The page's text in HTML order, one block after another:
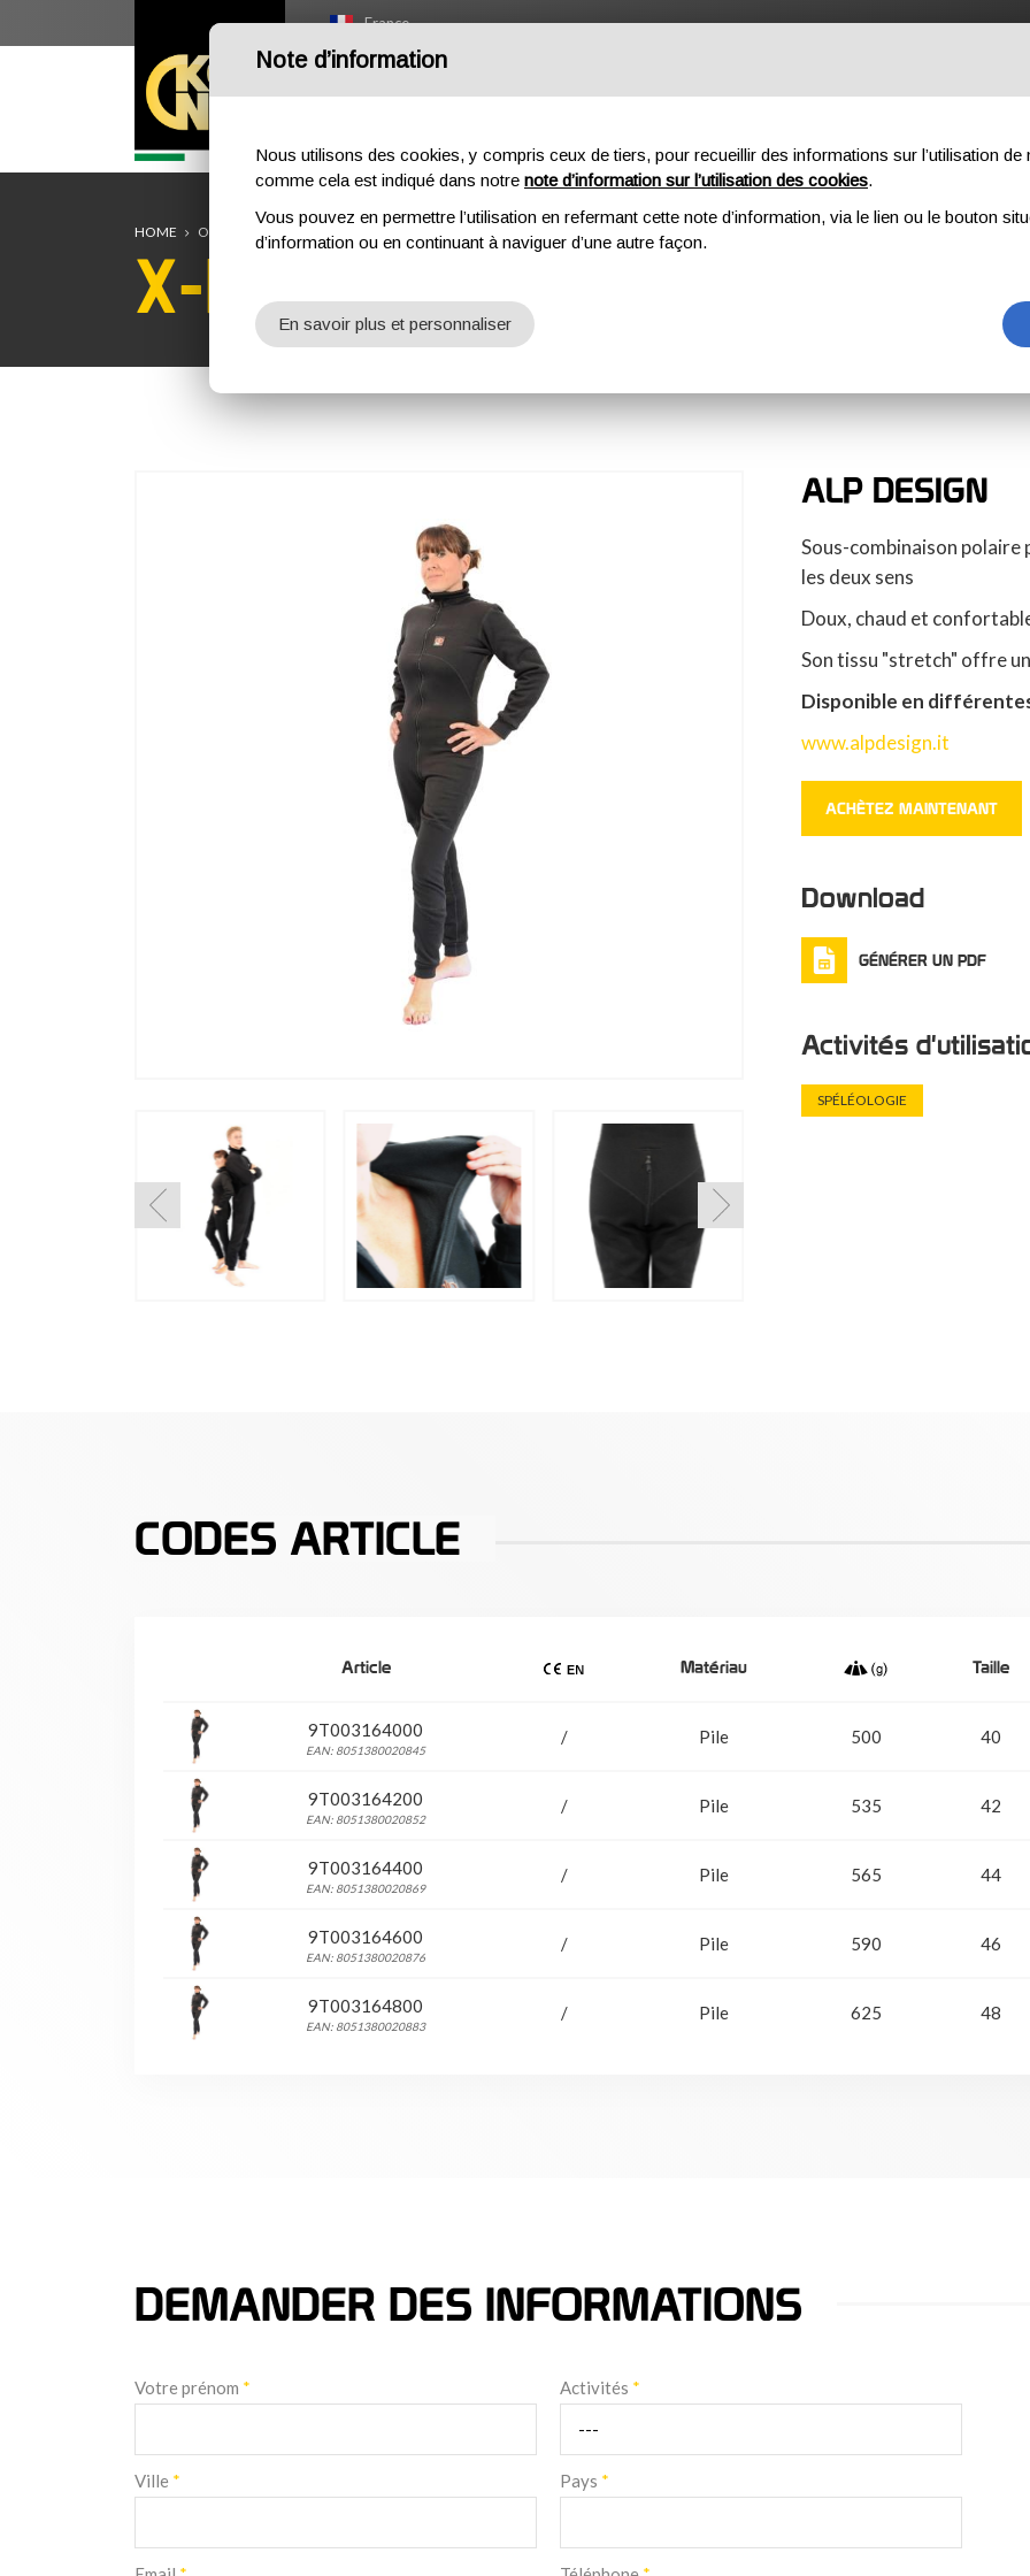
France
HOME OUTDOOR PROFESSIONNEL COMPOSANTES À PROPOS DE NOUS
HOME OUTDOOR ALP DESIGN X-PILE LADY
X-PILE LADY
ALP DESIGN
Sous-combinaison polaire
les deux sens
Doux, chaud et
Son tissu "stretch" offre
Disponible en
www.alpdesign.it
ACHÈTEZ MAINTENANT
Download
GÉNÉRER UN PDF
Activités
SPÉLÉOLOGIE
CODES ARTICLE
Article Matériau Taille
9T003164000
EAN: 8051380020845
/ Pile 500 40
9T003164200
EAN: 8051380020852
/ Pile 535 42
9T003164400
EAN: 8051380020869
/ Pile 565 44
9T003164600
EAN: 8051380020876
/ Pile 590 46
9T003164800
EAN: 8051380020883
/ Pile 625 48
DEMANDER DES INFORMATIONS
Votre prénom * Activités *
Ville * Pays *
Note d’information
Nous utilisons des cookies, y compris ceux de tiers, pour recueillir des informations sur l’utilisation de
comme cela est indiqué dans notre note d’information sur l’utilisation des cookies.
Vous pouvez en permettre l’utilisation en refermant cette note d’information, via le lien ou le bouton
d’information ou en continuant à naviguer d’une autre façon.
En savoir plus et personnaliser